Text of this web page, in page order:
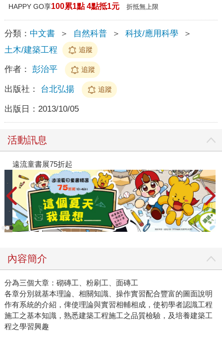
HAPPY GO享100累1點 4點抵1元 折抵無上限
分類： 中文書 ＞ 自然科普 ＞ 科技/應用科學
＞
土木/建築工程
追蹤
作者： 彭治平 追蹤
出版社： 台北弘揚 追蹤
出版日： 2013/10/05
活動訊息
遠流童書展75折起
內容簡介
分為三個大章：砌磚工、粉刷工、面磚工
各章分別就基本理論、相關知識、操作實習配合豐富的圖面說明
作有系統的介紹，俾使理論與實習相輔相成，使初學者認識工程
施工之基本知識，熟悉建築工程施工之品質檢驗，及培養建築工
程之學習興趣